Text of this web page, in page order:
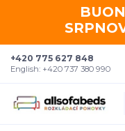
+420 775 627 848
English: +420 737 380 990